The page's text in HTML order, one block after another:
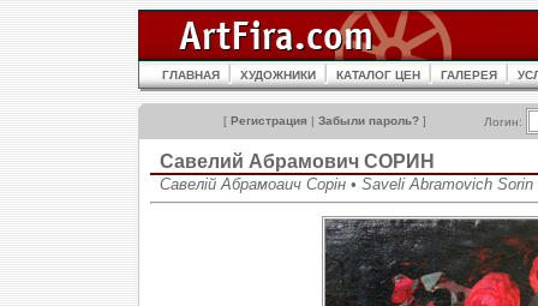
ГЛАВНАЯ ХУДОЖНИКИ КАТАЛОГ ЦЕН ГАЛЕРЕЯ
[ Регистрация | Забыли пароль? ] Логин:
Савелий Абрамович СОРИН
Савелій Абрамоаич Сорін • Saveli Abramovich Sorin